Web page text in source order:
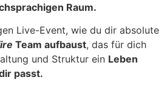
Raum.
Live-Event, wie du dir absolute
Team aufbaust, das für dich
und Struktur ein Leben
passt.